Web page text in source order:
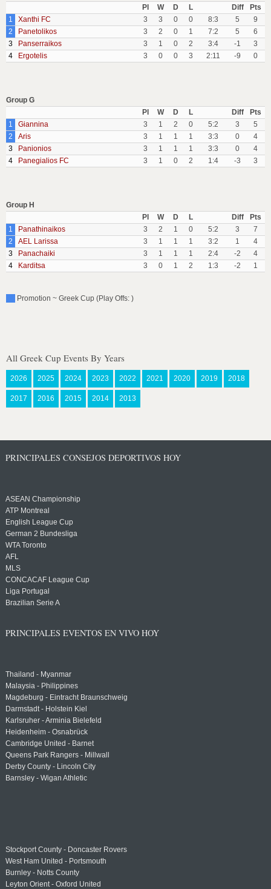
Pl W D L Diff
Pts
1
Xanthi FC 3 3 0 0 8:3 5
9
2
Panetolikos 3 2 0 1 7:2 5
6
3
Panserraikos 3 1 0 2 3:4 -1
3
4
Ergotelis 3 0 0 3 2:11 -9 0
Group G
Pl
W D L Diff
Pts
1
Giannina 3 1 2 0 5:2 3
5
2
Aris 3 1 1 1 3:3 0
4
3
Panionios 3 1 1 1 3:3 0
4
4
Panegialios FC 3 1 0 2 1:4 -3 3
Group H
Pl
W D L Diff
Pts
1
Panathinaikos 3 2 1 0 5:2 3
7
2
AEL Larissa 3 1 1 1 3:2 1
4
3
Panachaiki 3 1 1 1 2:4 -2
4
4
Karditsa 3 0 1 2 1:3 -2 1
Promotion ~ Greek Cup (Play Offs: )
All Greek Cup Events By Years
2026 2025 2024 2023 2022 2021 2020 2019 2018
2017 2016 2015 2014 2013
PRINCIPALES CONSEJOS DEPORTIVOS HOY
ASEAN Championship
ATP Montreal
English League Cup
German 2 Bundesliga
WTA Toronto
AFL
MLS
CONCACAF League Cup
Liga Portugal
Brazilian Serie A
PRINCIPALES EVENTOS EN VIVO HOY
Thailand - Myanmar
Malaysia - Philippines
Magdeburg - Eintracht Braunschweig
Darmstadt - Holstein Kiel
Karlsruher - Arminia Bielefeld
Heidenheim - Osnabrück
Cambridge United - Barnet
Queens Park Rangers - Millwall
Derby County - Lincoln City
Barnsley - Wigan Athletic
Stockport County - Doncaster Rovers
West Ham United - Portsmouth
Burnley - Notts County
Leyton Orient - Oxford United